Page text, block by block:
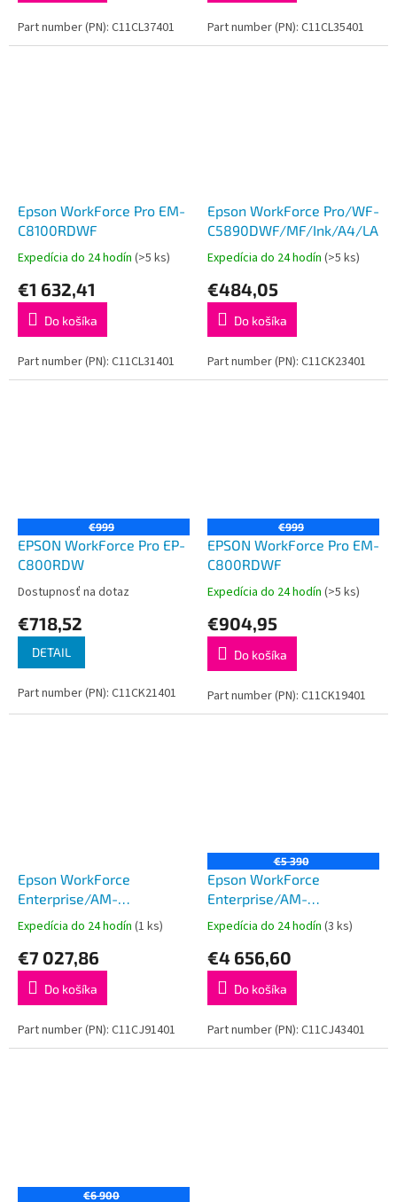
Part number (PN): C11CL37401 Part number (PN): C11CL35401
Epson WorkForce Pro EM-
C8100RDWF
Expedícia do 24 hodín (>5 ks)
€1 632,41
Do košíka
Part number (PN): C11CL31401
Epson WorkForce Pro/WF-
C5890DWF/MF/Ink/A4/
Expedícia do 24 hodín (>5 ks)
€484,05
Do košíka
Part number (PN): C11CK23401
€999
EPSON WorkForce Pro EP-
C800RDW
Dostupnosť na dotaz
€718,52
DETAIL
Part number (PN): C11CK21401
€999
EPSON WorkForce Pro EM-
C800RDWF
Expedícia do 24 hodín (>5 ks)
€904,95
Do košíka
Part number (PN): C11CK19401
Epson WorkForce
Enterprise/AM-
C6000/MF/Ink/A3/LAN/USB
Expedícia do 24 hodín (1 ks)
€7 027,86
Do košíka
Part number (PN): C11CJ91401
€5 390
Epson WorkForce
Enterprise/AM-
C4000/MF/Ink/A3/LAN/USB
Expedícia do 24 hodín (3 ks)
€4 656,60
Do košíka
Part number (PN): C11CJ43401
€6 900